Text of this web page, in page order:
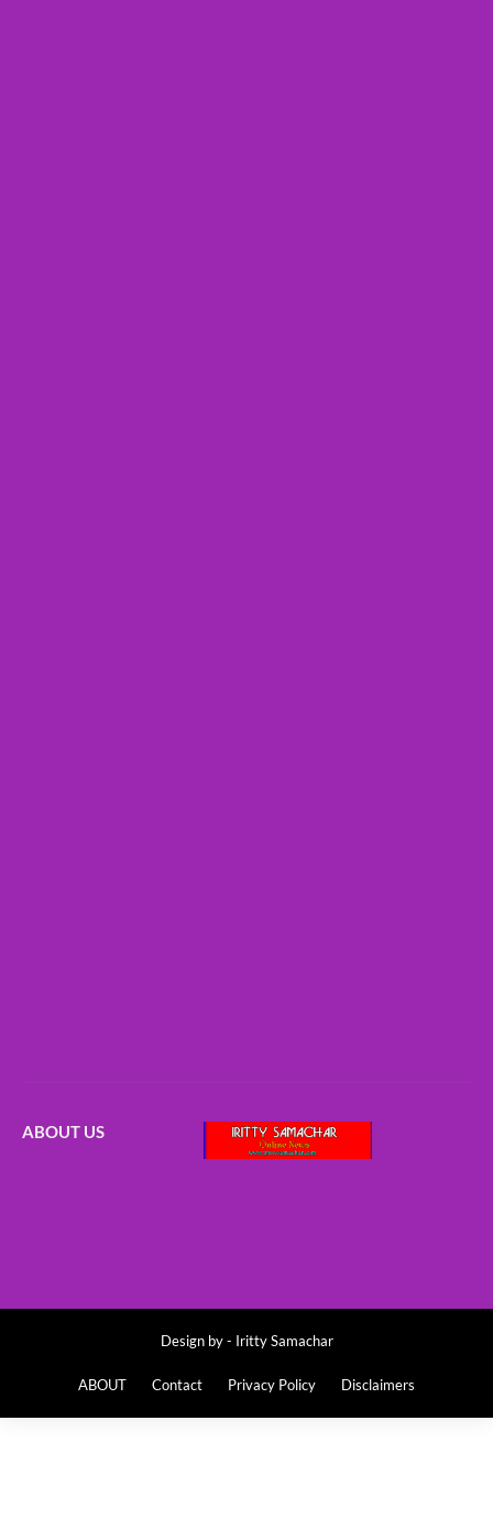
ABOUT US
Design by - Iritty Samachar
ABOUT Contact Privacy Policy Disclaimers